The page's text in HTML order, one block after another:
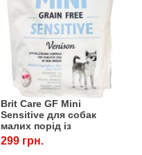
Brit Care GF Mini
Sensitive для собак
малих порід із
чутливим травленням,
400 г
299 грн.